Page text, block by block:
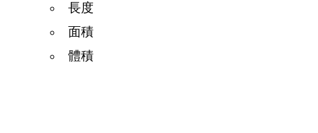
長度
面積
體積